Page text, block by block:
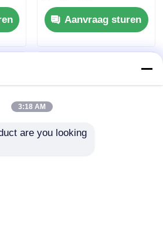
veelzijdig plastic vel
ideaal voor
verpakkingsconstruct
Aanvraag sturen
3:18 AM
are you looking